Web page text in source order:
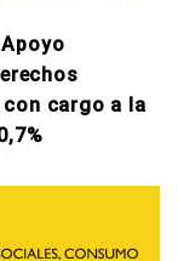
con cargo a la